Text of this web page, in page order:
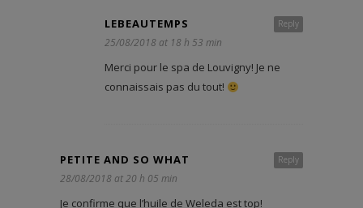
Reply
LEBEAUTEMPS
25/08/2018 at 18 h 53 min
Merci pour le spa de Louvigny! Je ne
connaissais pas du tout!
Reply
PETITE AND SO WHAT
28/08/2018 at 20 h 05 min
Je confirme que l’huile de Weleda est top!